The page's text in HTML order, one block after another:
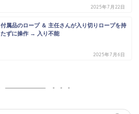
2025年7月22日
付属品のロープ ＆ 主任さんが入り切りロープを持
たずに操作 → 入り不能
2025年7月6日